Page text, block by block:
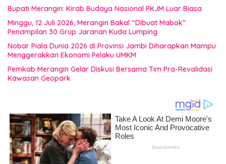
Bupati Merangin: Kirab Budaya Nasional PKJM Luar Biasa
Minggu, 12 Juli 2026, Merangin Bakal “Dibuat Mabok”
Penampilan 30 Grup Jaranan Kuda Lumping
Nobar Piala Dunia 2026 di Provinsi Jambi Diharapkan Mampu
Menggerakkan Ekonomi Pelaku UMKM
Pemkab Merangin Gelar Diskusi Bersama Tim Pra-Revalidasi
Kawasan Geopark